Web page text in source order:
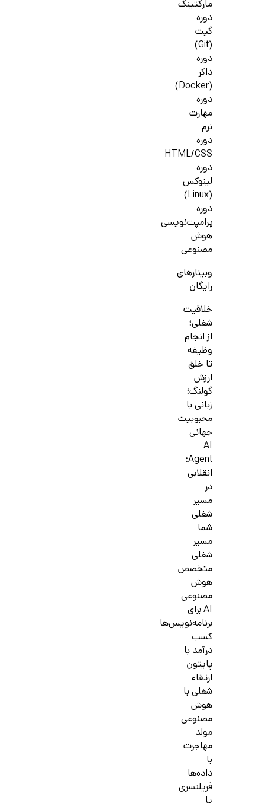
مارکتینگ
دوره
گیت
(Git)
دوره
داکر
(Docker)
دوره
مهارت
نرم
دوره
HTML/CSS
دوره
لینوکس
(Linux)
دوره
پرامپت‌نویسی
هوش
مصنوعی
وبینارهای
رایگان
خلاقیت
شغلی؛
از انجام
وظیفه
تا خلق
ارزش
گولنگ؛
زبانی با
محبوبیت
جهانی
AI
Agent؛
انقلابی
در
مسیر
شغلی
شما
مسیر
شغلی
متخصص
هوش
مصنوعی
AI برای
برنامه‌نویس‌ها
کسب
درآمد با
پایتون
ارتقاء
شغلی با
هوش
مصنوعی
مولد
مهاجرت
با
داده‌ها
فریلنسری